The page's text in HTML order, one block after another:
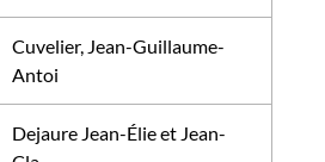
Cuvelier, Jean-Guillaume-
Antoi
Dejaure Jean-Élie et Jean-